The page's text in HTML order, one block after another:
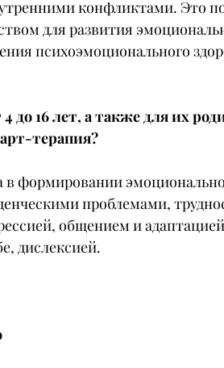
конфликтами. Это
для развития
психоэмоционального
до 16 лет, а также для их
терапия?
формировании
проблемами,
общением и
дислексией.